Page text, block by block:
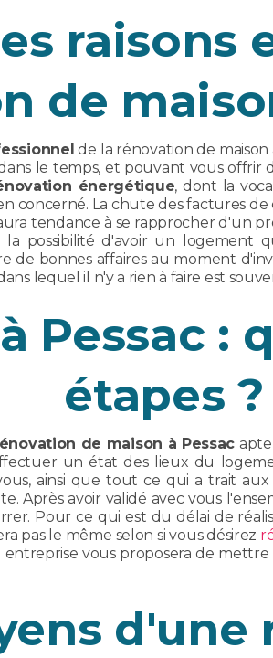
raisons
de
de la rénovation de maison
le temps, et pouvant vous
énergétique, dont la
concerné. La chute des factures
tendance à se rapprocher d'un
possibilité d'avoir un logement
de bonnes affaires au moment
lequel il n'y a rien à faire est
Pessac :
étapes ?
de maison à Pessac
un état des lieux du
ainsi que tout ce qui a trait
Après avoir validé avec vous
Pour ce qui est du délai de
pas le même selon si vous désirez
vous proposera de
d'une